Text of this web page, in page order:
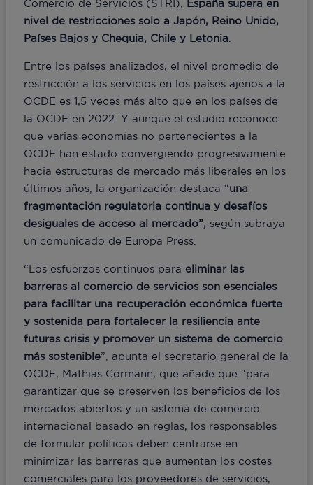
Comercio de Servicios (STRI), España supera en
nivel de restricciones solo a Japón, Reino Unido,
Países Bajos y Chequia, Chile y Letonia
Entre los países analizados, el nivel promedio de
restricción a los servicios en los países ajenos a la
OCDE es 1,5 veces más alto que en los países de
la OCDE en 2022. Y aunque el estudio reconoce
que varias economías no pertenecientes a la
OCDE han estado convergiendo progresivamente
hacia estructuras de mercado más liberales en los
últimos años, la organización destaca “una
fragmentación regulatoria continua y desafíos
desiguales de acceso al mercado”, según subraya
un comunicado de Europa Press.
“Los esfuerzos continuos para eliminar las
barreras al comercio de servicios son esenciales
para facilitar una recuperación económica fuerte
y sostenida para fortalecer la resiliencia ante
futuras crisis y promover un sistema de comercio
más sostenible”, apunta el secretario general de la
OCDE, Mathias Cormann, que añade que “para
garantizar que se preserven los beneficios de los
mercados abiertos y un sistema de comercio
internacional basado en reglas, los responsables
de formular políticas deben centrarse en
minimizar las barreras que aumentan los costes
comerciales para los proveedores de servicios,